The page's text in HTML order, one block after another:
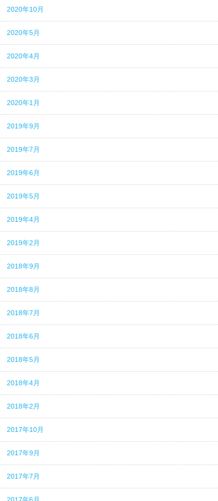
2020年10月
2020年5月
2020年4月
2020年3月
2020年1月
2019年9月
2019年7月
2019年6月
2019年5月
2019年4月
2019年2月
2018年9月
2018年8月
2018年7月
2018年6月
2018年5月
2018年4月
2018年2月
2017年10月
2017年9月
2017年7月